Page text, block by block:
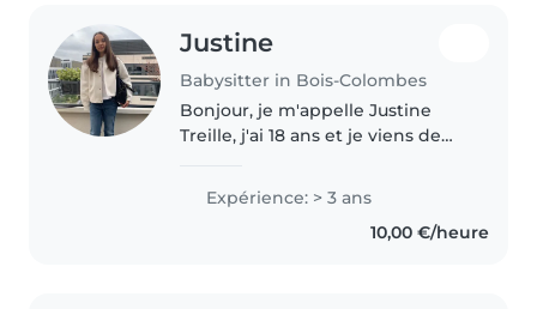
Justine
Babysitter in Bois-Colombes
Bonjour, je m'appelle Justine
Treille, j'ai 18 ans et je viens de
de commerce l'année prochaine.
J'ai obtenu mon BAFA au..
Expérience: > 3 ans
10,00 €/heure